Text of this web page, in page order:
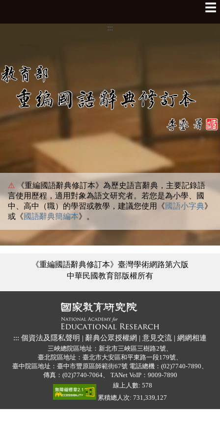
☰
:::
⚠ 《重編國語辭典修訂本》為歷史語言辭典，主要記錄語
言使用歷程，適用對象為語文研究者。若您是為小學、國
中、高中（職）的學習或教學，建議您使用《國語小字典》
或《國語辭典簡編本》。
《重編國語辭典修訂本》臺灣學術網路第六版
中華民國教育部版權所有
::: 個資法及隱私聲明 | 辭典公眾授權網 | 意見交流 | 網網相連
三峽總院區地址：新北市三峽區三樹路2號、
臺北院區地址：臺北市大安區和平東路一段179號、
臺中院區地址：臺中市豐原區師範街67號 電話總機：(02)7740-7890、
傳真：(02)7740-7064、
TANet VoIP：9009-7890
線上人數: 578
累積總人次: 731,339,127